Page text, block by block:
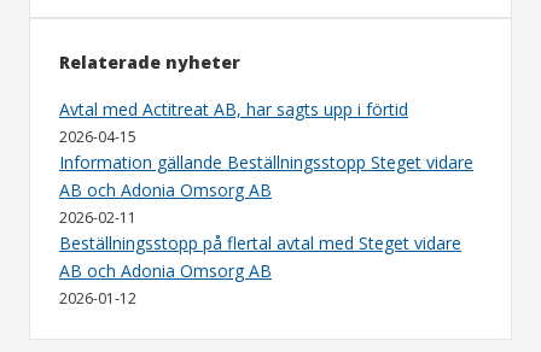
Relaterade nyheter
Avtal med Actitreat AB, har sagts upp i förtid
2026-04-15
Information gällande Beställningsstopp Steget vidare
AB och Adonia Omsorg AB
2026-02-11
Beställningsstopp på flertal avtal med Steget vidare
AB och Adonia Omsorg AB
2026-01-12